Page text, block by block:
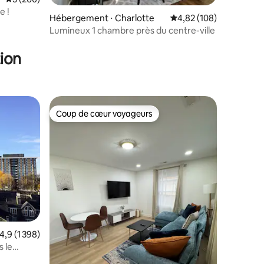
: 4,99 sur 5
!
Hébergement ⋅ Charlotte Évaluation moyenne
4,82 (108)
Lumineux 1 chambre près du centre-ville
: 4,95 sur 5
moyenne sur la base de 1 398 commentaires : 4,9 sur 5
4,9 (1 398)
le
Coup de cœur voyageurs
Coup de cœur voyageurs